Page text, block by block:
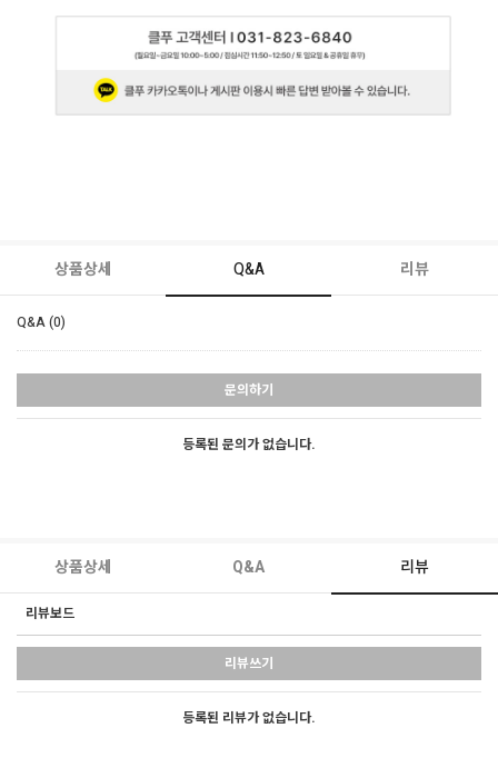
상품상세 Q&A 리뷰
Q&A (0)
문의하기
등록된 문의가 없습니다.
상품상세 Q&A 리뷰
리뷰보드
리뷰쓰기
등록된 리뷰가 없습니다.